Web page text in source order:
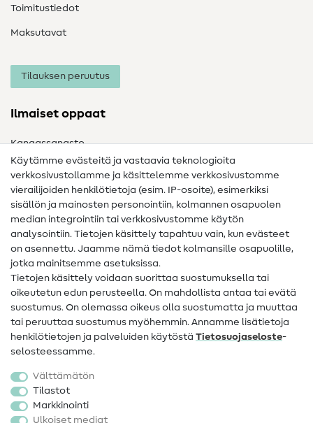
Toimitustiedot
Maksutavat
Tilauksen peruutus
Ilmaiset oppaat
Kangassanasto
Ompelusanasto
Ompeluohjeet
Apua ja yhteystiedot
Yhteystiedot
Tietoa omistajanvaihdoksesta
Peruutusoikeus
Suosittu
Kankaat
Ompelutarvikkeet
Käytämme evästeitä ja vastaavia teknologioita
verkkosivustollamme ja käsittelemme verkkosivustomme
vierailijoiden henkilötietoja (esim. IP-osoite), esimerkiksi
sisällön ja mainosten personointiin, kolmannen osapuolen
median integrointiin tai verkkosivustomme käytön
analysointiin. Tietojen käsittely tapahtuu vain, kun evästeet
on asennettu. Jaamme nämä tiedot kolmansille osapuolille,
jotka mainitsemme asetuksissa.
Tietojen käsittely voidaan suorittaa suostumuksella tai
oikeutetun edun perusteella. On mahdollista antaa tai evätä
suostumus. On olemassa oikeus olla suostumatta ja muuttaa
tai peruuttaa suostumus myöhemmin. Annamme lisätietoja
henkilötietojen ja palveluiden käytöstä Tietosuojaseloste-
selosteessamme.
Välttämätön
Tilastot
Markkinointi
Ulkoiset mediat